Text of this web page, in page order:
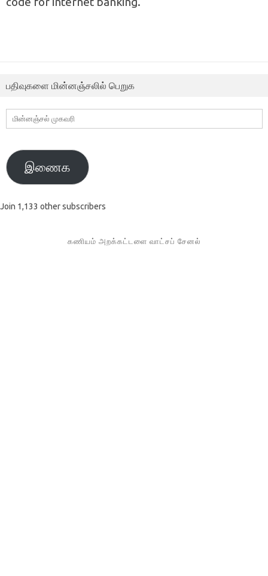
பதிவுகளை மின்னஞ்சலில் பெறுக
மின்னஞ்சல்
முகவரி
இணைக
Join 1,133 other subscribers
கணியம் அறக்கட்டளை வாட்சப் சேனல்